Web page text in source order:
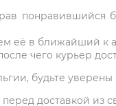
понравившийся
её в ближайший к
чего курьер
будьте
доставкой из